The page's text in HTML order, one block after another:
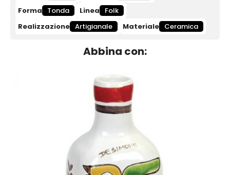
Forma
Tonda Linea
Folk
Realizzazione Artigianale Materiale Ceramica
Abbina con: